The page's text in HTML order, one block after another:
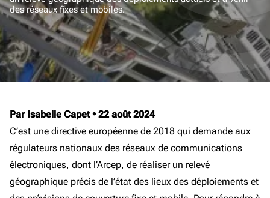
Nous rejoindre
des réseaux fixes et mobiles.
Par Isabelle Capet• 22 août 2024
C’est une directive européenne de 2018 qui demande aux
régulateurs nationaux des réseaux de communications
électroniques, dont l’Arcep, de réaliser un relevé
géographique précis de l’état des lieux des déploiements et